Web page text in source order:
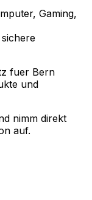
Gaming,
fuer Bern
und
nimm direkt
auf.